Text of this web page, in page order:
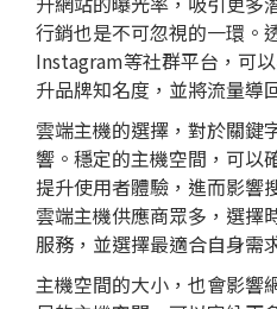
行銷也是不可忽視的一環。
Instagram等社群平台，可
升品牌知名度，並將流量導
雲端主機的選擇，對於關鍵
響。穩定的主機空間，可以
提升使用者體驗，進而影響
雲端主機供應商眾多，選擇
服務，並選擇最適合自身需
主機空間的大小，也會影響